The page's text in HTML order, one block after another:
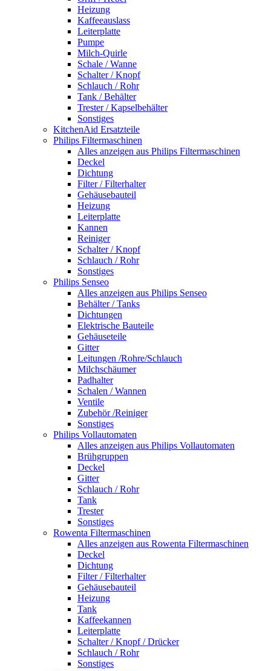
Heizung
Kaffeeauslass
Leiterplatte
Pumpe
Milch-Quirle
Schale / Wanne
Schalter / Knopf
Schlauch / Rohr
Tank / Behälter
Trester / Kapselbehälter
Sonstiges
KitchenAid Ersatzteile
Philips Filtermaschinen
Alles anzeigen aus Philips Filtermaschinen
Deckel
Dichtung
Filter / Filterhalter
Gehäusebauteil
Heizung
Leiterplatte
Kannen
Reiniger
Schalter / Knopf
Schlauch / Rohr
Sonstiges
Philips Senseo
Alles anzeigen aus Philips Senseo
Behälter / Tanks
Dichtungen
Elektrische Bauteile
Gehäuseteile
Gitter
Leitungen /Rohre/Schlauch
Milchschäumer
Padhalter
Schalen / Wannen
Ventile
Zubehör /Reiniger
Sonstiges
Philips Vollautomaten
Alles anzeigen aus Philips Vollautomaten
Brühgruppen
Deckel
Gitter
Schlauch / Rohr
Tank
Trester
Sonstiges
Rowenta Filtermaschinen
Alles anzeigen aus Rowenta Filtermaschinen
Deckel
Dichtung
Filter / Filterhalter
Gehäusebauteil
Heizung
Tank
Kaffeekannen
Leiterplatte
Schalter / Knopf / Drücker
Schlauch / Rohr
Sonstiges